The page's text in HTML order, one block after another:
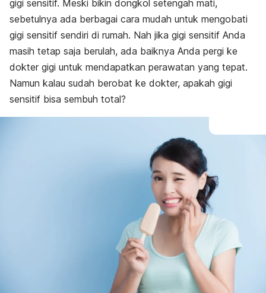
gigi sensitif. Meski bikin dongkol setengah mati,
sebetulnya ada berbagai cara mudah untuk mengobati
gigi sensitif sendiri di rumah. Nah jika gigi sensitif Anda
masih tetap saja berulah, ada baiknya Anda pergi ke
dokter gigi untuk mendapatkan perawatan yang tepat.
Namun kalau sudah berobat ke dokter, apakah gigi
sensitif bisa sembuh total?